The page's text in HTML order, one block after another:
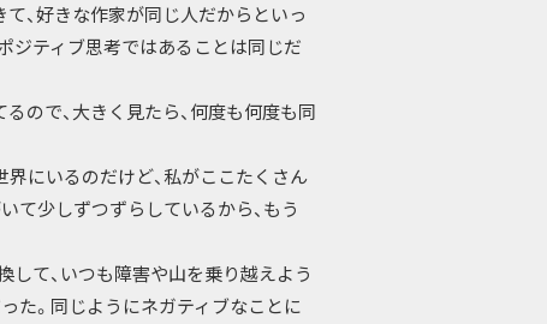
、好きな作家が同じ人だからといっ
ジティブ思考ではあることは同じだ
ので、大きく見たら、何度も何度も同
にいるのだけど、私がここたくさん
て少しずつずらしているから、もう
して、いつも障害や山を乗り越えよう
た。同じようにネガティブなことに